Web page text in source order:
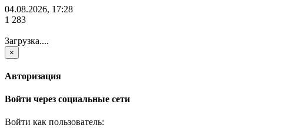
04.08.2026, 17:28
1 283
Загрузка....
×
Авторизация
Войти через социальные сети
Войти как пользователь: